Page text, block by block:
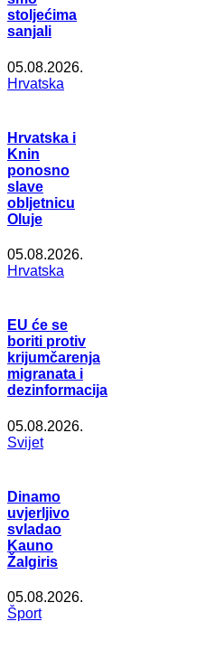
stoljećima
sanjali
05.08.2026.
Hrvatska
Hrvatska i
Knin
ponosno
slave
obljetnicu
Oluje
05.08.2026.
Hrvatska
EU će se
boriti protiv
krijumčarenja
migranata i
dezinformacija
05.08.2026.
Svijet
Dinamo
uvjerljivo
svladao
Kauno
Žalgiris
05.08.2026.
Šport